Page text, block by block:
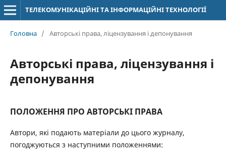
ТЕЛЕКОМУНІКАЦІЙНІ ТА ІНФОРМАЦІЙНІ ТЕХНОЛОГІЇ
Головна / Авторські права, ліцензування і депонування
Авторські права, ліцензування і
депонування
ПОЛОЖЕННЯ ПРО АВТОРСЬКІ ПРАВА
Автори, які подають матеріали до цього журналу,
погоджуються з наступними положеннями: